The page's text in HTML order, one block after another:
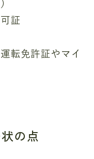
証
転免許証やマイ
の点